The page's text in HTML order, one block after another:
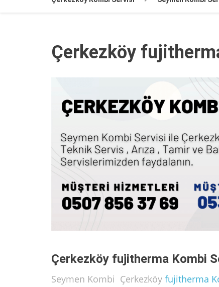
Çerkezköy
Çerkezköy fujitherma Kombi
Seymen Kombi Çerkezköy fujitherma